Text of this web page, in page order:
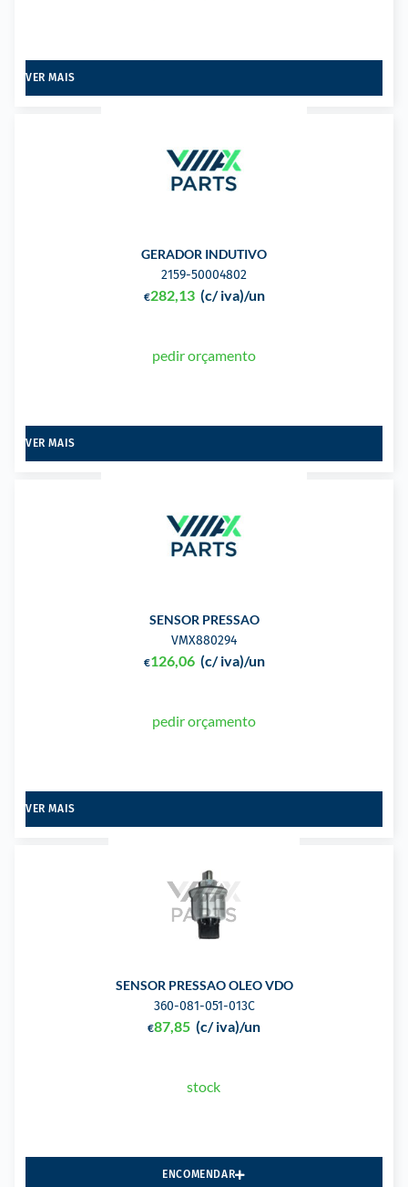
VER MAIS
GERADOR INDUTIVO
2159-50004802
€282,13 (c/ iva)/un
pedir orçamento
VER MAIS
SENSOR PRESSAO
VMX880294
€126,06 (c/ iva)/un
pedir orçamento
VER MAIS
SENSOR PRESSAO OLEO VDO
360-081-051-013C
€87,85 (c/ iva)/un
stock
ENCOMENDAR